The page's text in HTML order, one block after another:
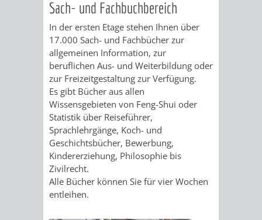
DATEN
/
ZAHLEN
FAKTEN
BILDUNG
Sach- und Fachbuchbereich
In der ersten Etage stehen Ihnen über
17.000 Sach- und Fachbücher zur
allgemeinen Information, zur
beruflichen Aus- und Weiterbildung oder
zur Freizeitgestaltung zur Verfügung.
Es gibt Bücher aus allen
Wissensgebieten von Feng-Shui oder
Statistik über Reiseführer,
Sprachlehrgänge, Koch- und
Geschichtsbücher, Bewerbung,
Kindererziehung, Philosophie bis
Zivilrecht.
Alle Bücher können Sie für vier Wochen
entleihen.